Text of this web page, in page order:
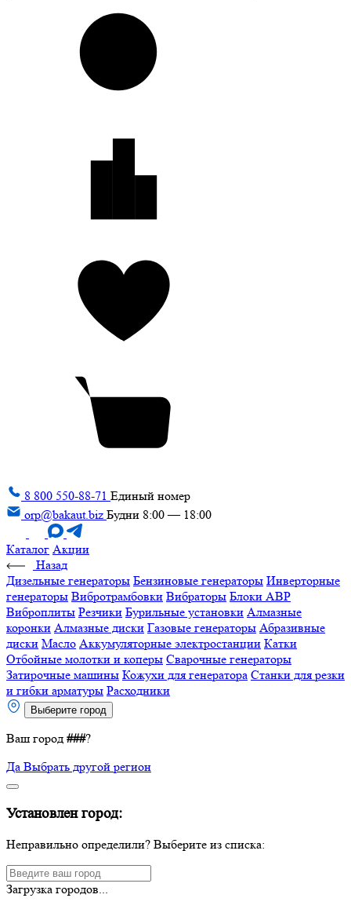
8 800 550-88-71 Единый номер
orp@bakaut.biz Будни 8:00 — 18:00
Каталог Акции
Назад
Дизельные генераторы Бензиновые генераторы Инверторные
генераторы Вибротрамбовки Вибраторы Блоки АВР
Виброплиты Резчики Бурильные установки Алмазные
коронки Алмазные диски Газовые генераторы Абразивные
диски Масло Аккумуляторные электростанции Катки
Отбойные молотки и коперы Сварочные генераторы
Затирочные машины Кожухи для генератора Станки для резки
и гибки арматуры Расходники
Выберите город
Ваш город ###?
Да Выбрать другой регион
Установлен город:
Неправильно определили? Выберите из списка:
Загрузка городов...